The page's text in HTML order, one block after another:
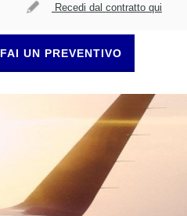
Recedi dal contratto qui
FAI UN PREVENTIVO